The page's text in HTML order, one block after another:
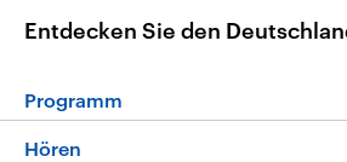
Entdecken Sie den
Programm
Programm
Hören